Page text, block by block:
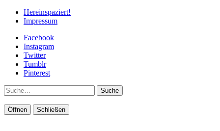
Hereinspaziert!
Impressum
Facebook
Instagram
Twitter
Tumblr
Pinterest
Suche
Öffnen Schließen